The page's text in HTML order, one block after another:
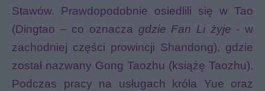
Stawów. Prawdopodobnie osiedlili się w Tao
(Dingtao – co oznacza gdzie Fan Li żyje - w
zachodniej części prowincji Shandong), gdzie
został nazwany Gong Taozhu (książę Taozhu).
Podczas pracy na usługach króla Yue oraz